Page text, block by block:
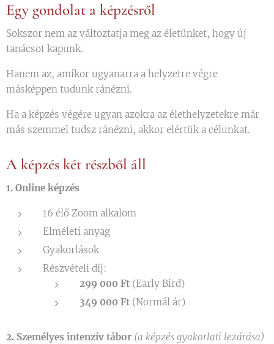
Egy gondolat a képzésről
Sokszor nem az változtatja meg az életünket, hogy új
tanácsot kapunk.
Hanem az, amikor ugyanarra a helyzetre végre
másképpen tudunk ránézni.
Ha a képzés végére ugyan azokra az élethelyzetekre már
más szemmel tudsz ránézni, akkor elértük a célunkat.
A képzés két részből áll
1. Online képzés
16 élő Zoom alkalom
Elméleti anyag
Gyakorlások
Részvételi díj:
299 000 Ft (Early Bird)
349 000 Ft (Normál ár)
2. Személyes intenzív tábor (a képzés gyakorlati lezárása)